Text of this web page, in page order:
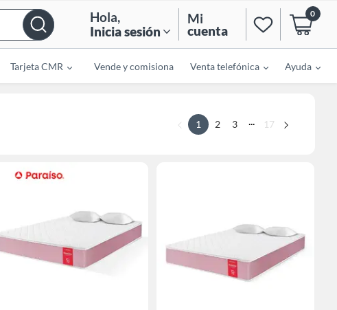
Hola,
Inicia sesión
Mi
cuenta
0
Tarjeta CMR Vende y comisiona Venta telefónica Ayuda
1 2 3 ... 17